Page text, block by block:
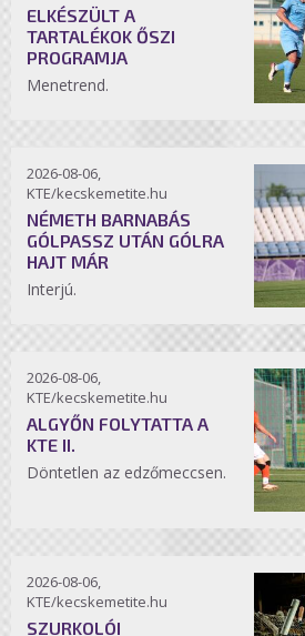
ELKÉSZÜLT A
TARTALÉKOK ŐSZI
PROGRAMJA
Menetrend.
2026-08-06,
KTE/kecskemetite.hu
NÉMETH BARNABÁS
GÓLPASSZ UTÁN GÓLRA
HAJT MÁR
Interjú.
2026-08-06,
KTE/kecskemetite.hu
ALGYŐN FOLYTATTA A
KTE II.
Döntetlen az edzőmeccsen.
2026-08-06,
KTE/kecskemetite.hu
SZURKOLÓI